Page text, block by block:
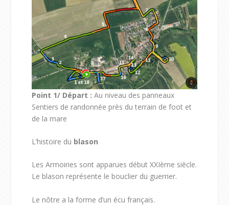
Point 1/ Départ :Au niveau des panneaux
Sentiers de randonnée près du terrain de foot et
de la mare
L’histoire du blason
Les Armoiries sont apparues début XXIème siècle.
Le blason représente le bouclier du guerrier.
Le nôtre a la forme d’un écu français.